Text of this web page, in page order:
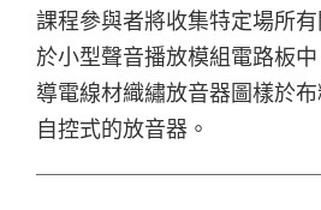
課程參與者將收集特定場所
於小型聲音播放模組電路板
導電線材織繡放音器圖樣於
自控式的放音器。